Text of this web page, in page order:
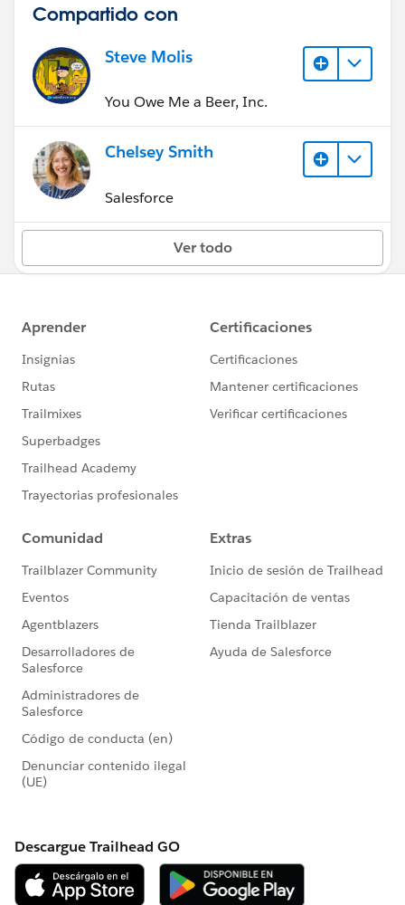
Compartido con
Steve Molis
You Owe Me a Beer, Inc.
Chelsey Smith
Salesforce
Ver todo